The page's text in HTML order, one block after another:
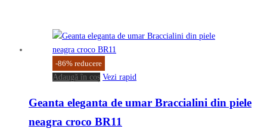
-86% reducere
Adaugă în coș Vezi rapid
Geanta eleganta de umar Braccialini din piele
neagra croco BR11